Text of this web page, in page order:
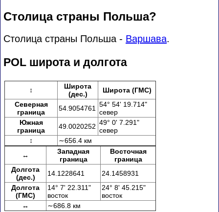
Столица страны Польша?
Столица страны Польша - Варшава.
POL широта и долгота
↕
Широта
(дес.)
Широта (ГМС)
Северная
граница
54.9054761
54° 54' 19.714"
север
Южная
граница
49.0020252 49° 0' 7.291"
север
↕
∼656.4 км
↔
Западная
граница
Восточная
граница
Долгота
(дес.)
14.1228641
24.1458931
Долгота
(ГМС)
14° 7' 22.311"
восток
24° 8' 45.215"
восток
↔
∼686.8 км